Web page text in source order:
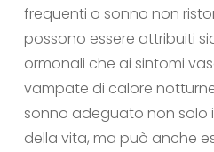
frequenti o sonno non
possono essere attribuiti
ormonali che ai sintomi
vampate di calore
sonno adeguato non solo
della vita, ma può anche